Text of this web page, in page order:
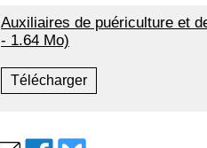
Auxiliaires de puériculture et
- 1.64 Mo)
Télécharger